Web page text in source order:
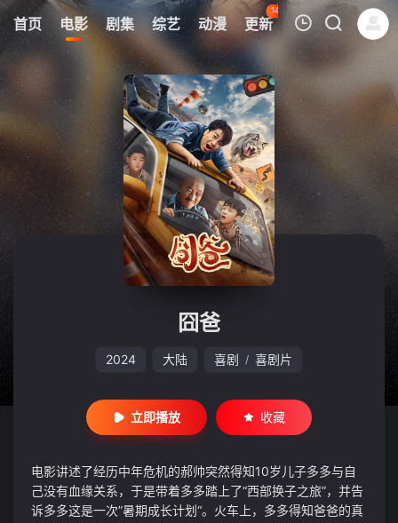
首页 电影 剧集 综艺 动漫 更新
143
热榜 APP
我的观影记录
暂无观看影片的记录
囧爸
2024 大陆 喜剧 / 喜剧片
立即播放 收藏
电影讲述了经历中年危机的郝帅突然得知10岁儿子多多与自
己没有血缘关系，于是带着多多踏上了“西部换子之旅”，并告
诉多多这是一次”暑期成长计划“。火车上，多多得知爸爸的真